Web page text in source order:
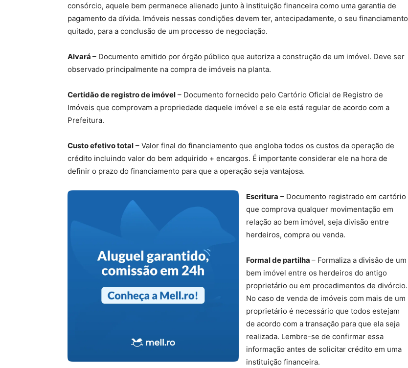
consórcio, aquele bem permanece alienado junto à instituição financeira como uma garantia de
pagamento da dívida. Imóveis nessas condições devem ter, antecipadamente, o seu financiamento
quitado, para a conclusão de um processo de negociação.
Alvará – Documento emitido por órgão público que autoriza a construção de um imóvel. Deve ser
observado principalmente na compra de imóveis na planta.
Certidão de registro de imóvel – Documento fornecido pelo Cartório Oficial de Registro de
Imóveis que comprovam a propriedade daquele imóvel e se ele está regular de acordo com a
Prefeitura.
Custo efetivo total – Valor final do financiamento que engloba todos os custos da operação de
crédito incluindo valor do bem adquirido + encargos. É importante considerar ele na hora de
definir o prazo do financiamento para que a operação seja vantajosa.
Escritura – Documento registrado em cartório
que comprova qualquer movimentação em
relação ao bem imóvel, seja divisão entre
herdeiros, compra ou venda.
Formal de partilha – Formaliza a divisão de um
bem imóvel entre os herdeiros do antigo
proprietário ou em procedimentos de divórcio.
No caso de venda de imóveis com mais de um
proprietário é necessário que todos estejam
de acordo com a transação para que ela seja
realizada. Lembre-se de confirmar essa
informação antes de solicitar crédito em uma
instituição financeira.